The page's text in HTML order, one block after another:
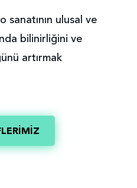
sanatının ulusal ve
bilinirliğini ve
artırmak